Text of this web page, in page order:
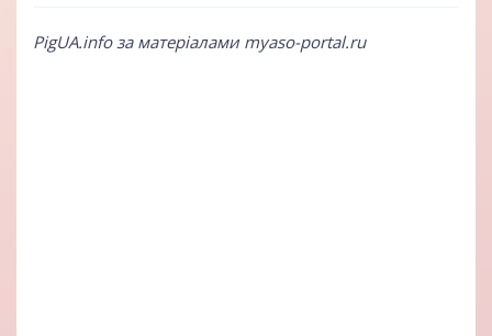
PigUA.info за матеріалами myaso-portal.ru